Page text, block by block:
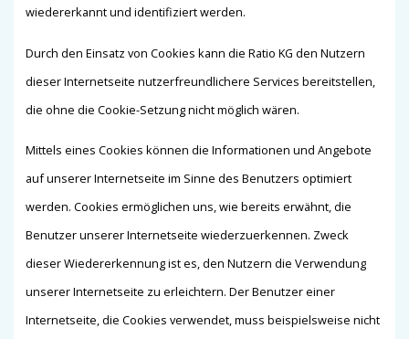
wiedererkannt und identifiziert werden.
Durch den Einsatz von Cookies kann die Ratio KG den Nutzern
dieser Internetseite nutzerfreundlichere Services bereitstellen,
die ohne die Cookie-Setzung nicht möglich wären.
Mittels eines Cookies können die Informationen und Angebote
auf unserer Internetseite im Sinne des Benutzers optimiert
werden. Cookies ermöglichen uns, wie bereits erwähnt, die
Benutzer unserer Internetseite wiederzuerkennen. Zweck
dieser Wiedererkennung ist es, den Nutzern die Verwendung
unserer Internetseite zu erleichtern. Der Benutzer einer
Internetseite, die Cookies verwendet, muss beispielsweise nicht